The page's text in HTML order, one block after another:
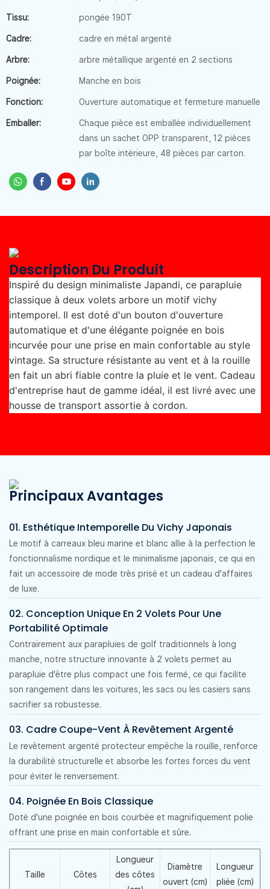
Tissu: pongée 190T
Cadre: cadre en métal argenté
Arbre: arbre métallique argenté en 2 sections
Poignée: Manche en bois
Fonction: Ouverture automatique et fermeture manuelle
Emballer:
Chaque pièce est emballée individuellement
dans un sachet OPP transparent, 12 pièces
par boîte intérieure, 48 pièces par carton.
Description Du Produit
Inspiré du design minimaliste Japandi, ce parapluie
classique à deux volets arbore un motif vichy
intemporel. Il est doté d'un bouton d'ouverture
automatique et d'une élégante poignée en bois
incurvée pour une prise en main confortable au style
vintage. Sa structure résistante au vent et à la rouille
en fait un abri fiable contre la pluie et le vent. Cadeau
d'entreprise haut de gamme idéal, il est livré avec une
housse de transport assortie à cordon.
Principaux Avantages
01. Esthétique Intemporelle Du Vichy Japonais
Le motif à carreaux bleu marine et blanc allie à la perfection le
fonctionnalisme nordique et le minimalisme japonais, ce qui en
fait un accessoire de mode très prisé et un cadeau d'affaires
de luxe.
02. Conception Unique En 2 Volets Pour Une
Portabilité Optimale
Contrairement aux parapluies de golf traditionnels à long
manche, notre structure innovante à 2 volets permet au
parapluie d'être plus compact une fois fermé, ce qui facilite
son rangement dans les voitures, les sacs ou les casiers sans
sacrifier sa robustesse.
03. Cadre Coupe-Vent À Revêtement Argenté
Le revêtement argenté protecteur empêche la rouille, renforce
la durabilité structurelle et absorbe les fortes forces du vent
pour éviter le renversement.
04. Poignée En Bois Classique
Doté d'une poignée en bois courbée et magnifiquement polie
offrant une prise en main confortable et sûre.
Taille Côtes
Longueur
des côtes
Diamètre
ouvert (cm)
Longueur
pliée (cm)